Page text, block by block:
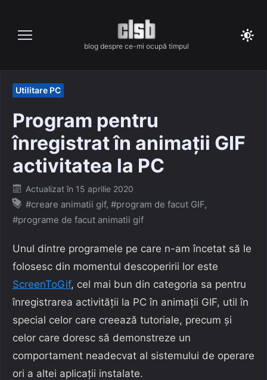
content
blog despre ce-mi ocupă timpul
Utilitare PC
Program pentru
înregistrat în animații GIF
activitatea la PC
Posted
on
Actualizat în 15 aprilie 2020
#creare animatii gif, #program de facut GIF,
#programe de facut animatii gif
Unul dintre programele pe care n-am încetat să le
folosesc din momentul descoperirii lor este
ScreenToGif, cel mai bun din categoria sa pentru
înregistrarea activității la PC în animații GIF, util în
special celor care creează tutoriale, precum și
celor care doresc să demonstreze un
comportament neadecvat al sistemului de operare
ori a altei aplicații instalate.